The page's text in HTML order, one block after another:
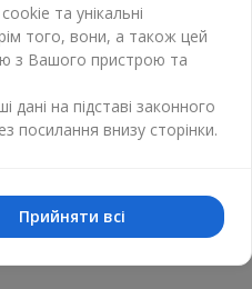
та унікальні
того, вони, а також цей
з Вашого пристрою та
на підставі законного
посилання внизу сторінки.
Прийняти всі